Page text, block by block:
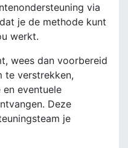
via
je de methode kunt
werkt.
wees dan voorbereid
te verstrekken,
eventuele
Deze
je